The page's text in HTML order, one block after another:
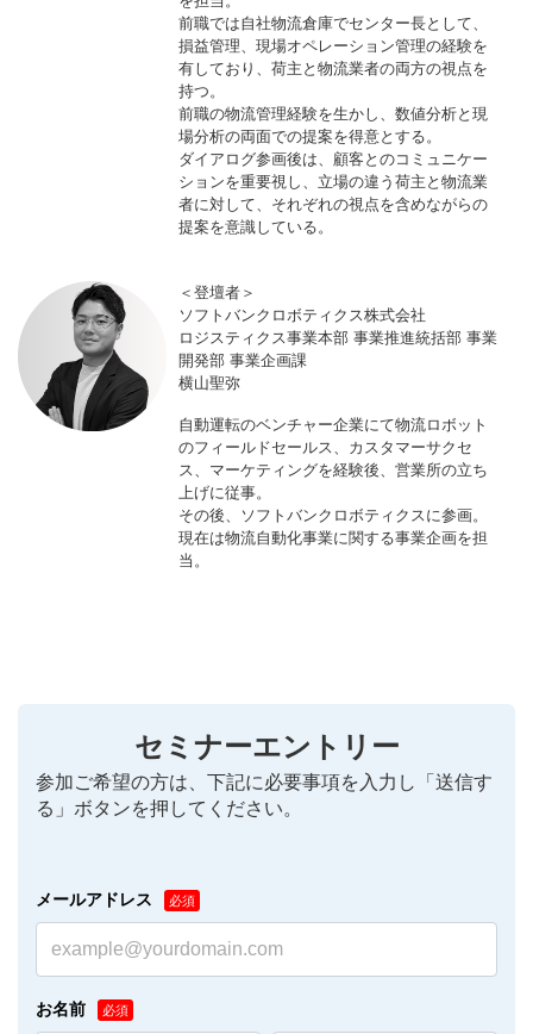
前職では自社物流倉庫でセンター長として、
損益管理、現場オペレーション管理の経験を
有しており、荷主と物流業者の両方の視点を
持つ。
前職の物流管理経験を生かし、数値分析と現
場分析の両面での提案を得意とする。
ダイアログ参画後は、顧客とのコミュニケー
ションを重要視し、立場の違う荷主と物流業
者に対して、それぞれの視点を含めながらの
提案を意識している。
＜登壇者＞
ソフトバンクロボティクス株式会社
ロジスティクス事業本部 事業推進統括部 事業
開発部 事業企画課
横山聖弥
自動運転のベンチャー企業にて物流ロボット
のフィールドセールス、カスタマーサクセ
ス、マーケティングを経験後、営業所の立ち
上げに従事。
その後、ソフトバンクロボティクスに参画。
現在は物流自動化事業に関する事業企画を担
当。
セミナーエントリー
参加ご希望の方は、下記に必要事項を入力し「送信す
る」ボタンを押してください。
メールアドレス
お名前